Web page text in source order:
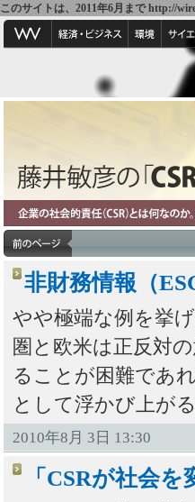
このサイトは、2011年6月まで http://
非財務情報（
やや極端な例を挙
圏と欧米は正反対
ることが困難であ
として浮かび上が
2010年8月 3日 13:30
「CSRが社会